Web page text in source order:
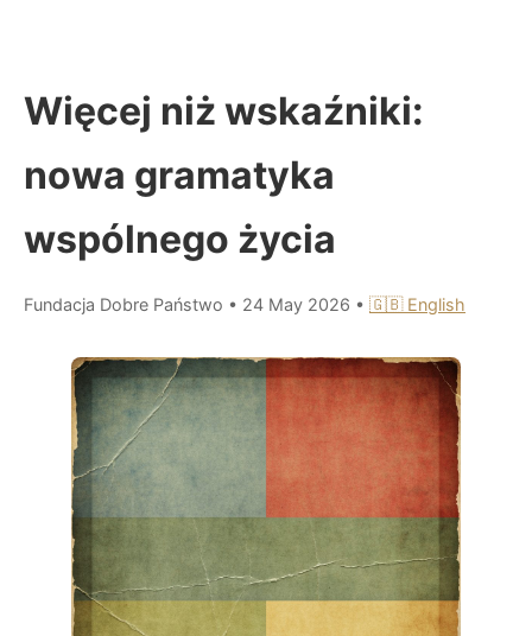
Więcej niż wskaźniki:
nowa gramatyka
wspólnego życia
Fundacja Dobre Państwo • 24 May 2026 • 🇬🇧 English